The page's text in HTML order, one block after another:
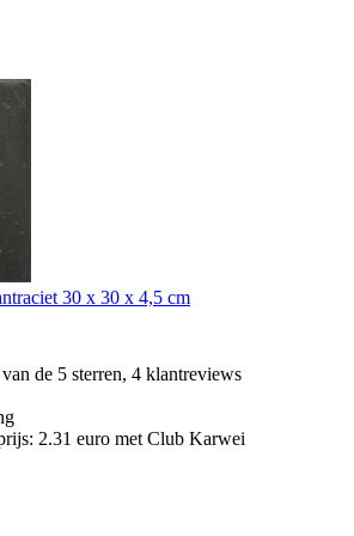
30 x 30 x 4,5 cm
de 5 sterren, 4 klantreviews
2.31 euro met Club Karwei